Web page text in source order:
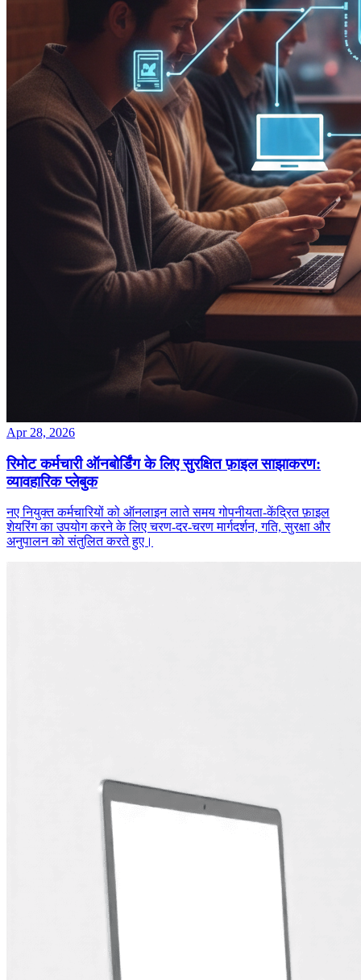
Apr 28, 2026
रिमोट कर्मचारी ऑनबोर्डिंग के लिए सुरक्षित फ़ाइल साझाकरण:
व्यावहारिक प्लेबुक
नए नियुक्त कर्मचारियों को ऑनलाइन लाते समय गोपनीयता‑केंद्रित फ़ाइल
शेयरिंग का उपयोग करने के लिए चरण‑दर‑चरण मार्गदर्शन, गति, सुरक्षा और
अनुपालन को संतुलित करते हुए।